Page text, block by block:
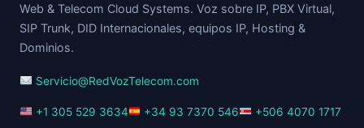
Web & Telecom Cloud Systems. Voz sobre IP, PBX Virtual,
SIP Trunk, DID Internacionales, equipos IP, Hosting &
Dominios.
Servicio@RedVozTelecom.com
+1 305 529 3634 +34 93 7370 546 +506 4070 1717